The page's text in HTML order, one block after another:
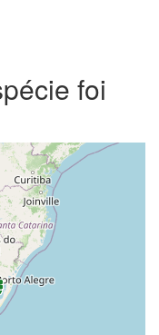
foi